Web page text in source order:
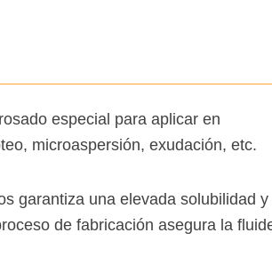
especial para aplicar en
microaspersión, exudación, etc.
garantiza una elevada solubilidad y
de fabricación asegura la